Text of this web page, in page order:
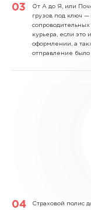
От А до Я, или
грузов под ключ
курьера, если
оформлении, а
отправление было
Страховой полис